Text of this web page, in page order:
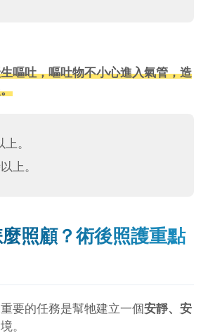
嘔吐，嘔吐物不小心進入氣管，造
。
上。
照顧？術後照護重點
要的任務是幫牠建立一個安靜、安
。